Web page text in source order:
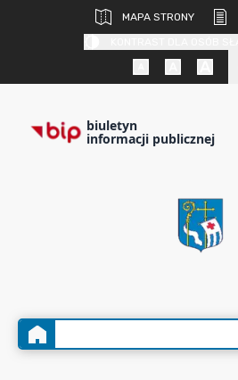
MAPA STRONY
biuletyn
informacji publicznej